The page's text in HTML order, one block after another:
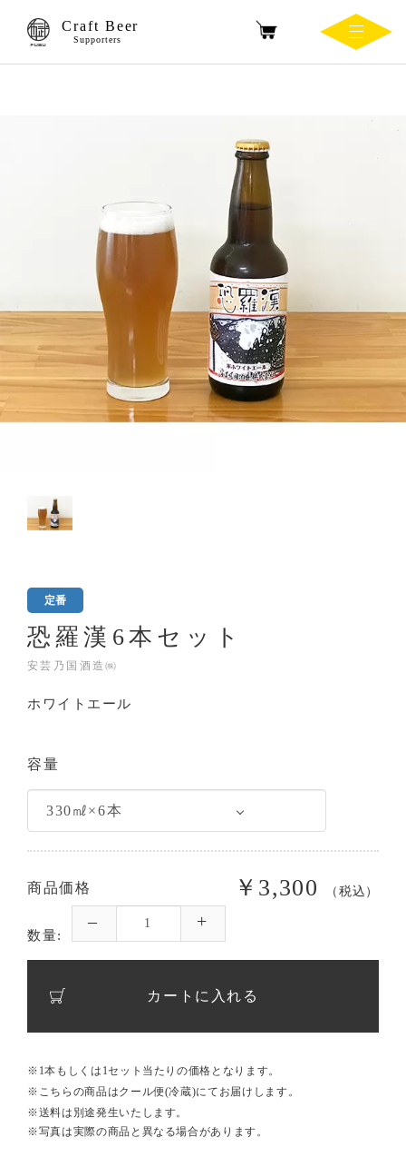
Craft Beer
Supporters
定番
恐羅漢6本セット
安芸乃国酒造㈱
ホワイトエール
容量
商品価格 ￥3,300 （税込）
数量:
カートに入れる
※1本もしくは1セット当たりの価格となります。
※こちらの商品はクール便(冷蔵)にてお届けします。
※送料は別途発生いたします。
※写真は実際の商品と異なる場合があります。